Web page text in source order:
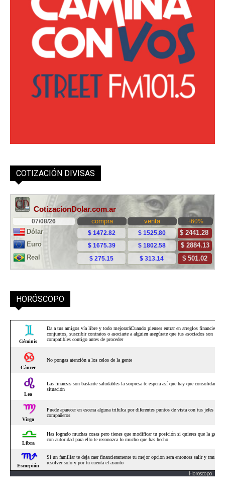
COTIZACIÓN DIVISAS
HORÓSCOPO
Horoscopo